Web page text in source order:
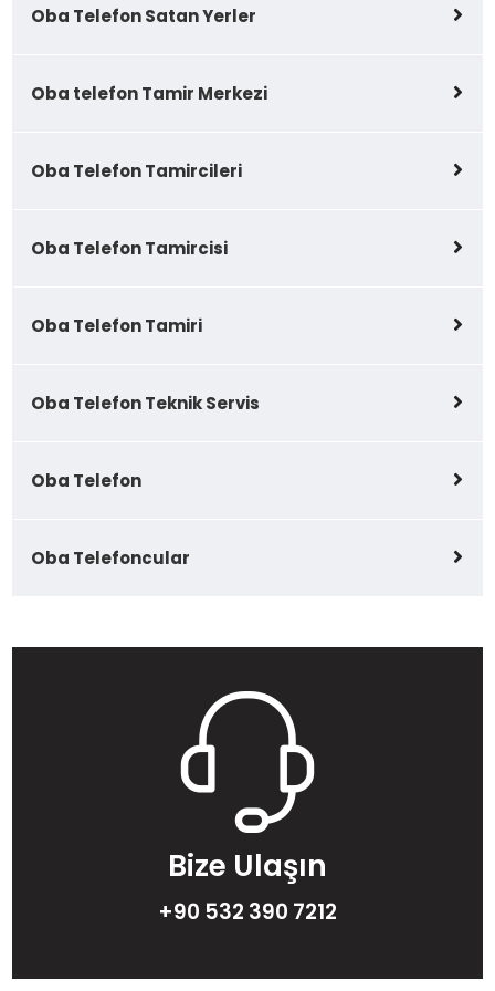
Oba Telefon Satan Yerler
Oba telefon Tamir Merkezi
Oba Telefon Tamircileri
Oba Telefon Tamircisi
Oba Telefon Tamiri
Oba Telefon Teknik Servis
Oba Telefon
Oba Telefoncular
Bize Ulaşın
+90 532 390 7212